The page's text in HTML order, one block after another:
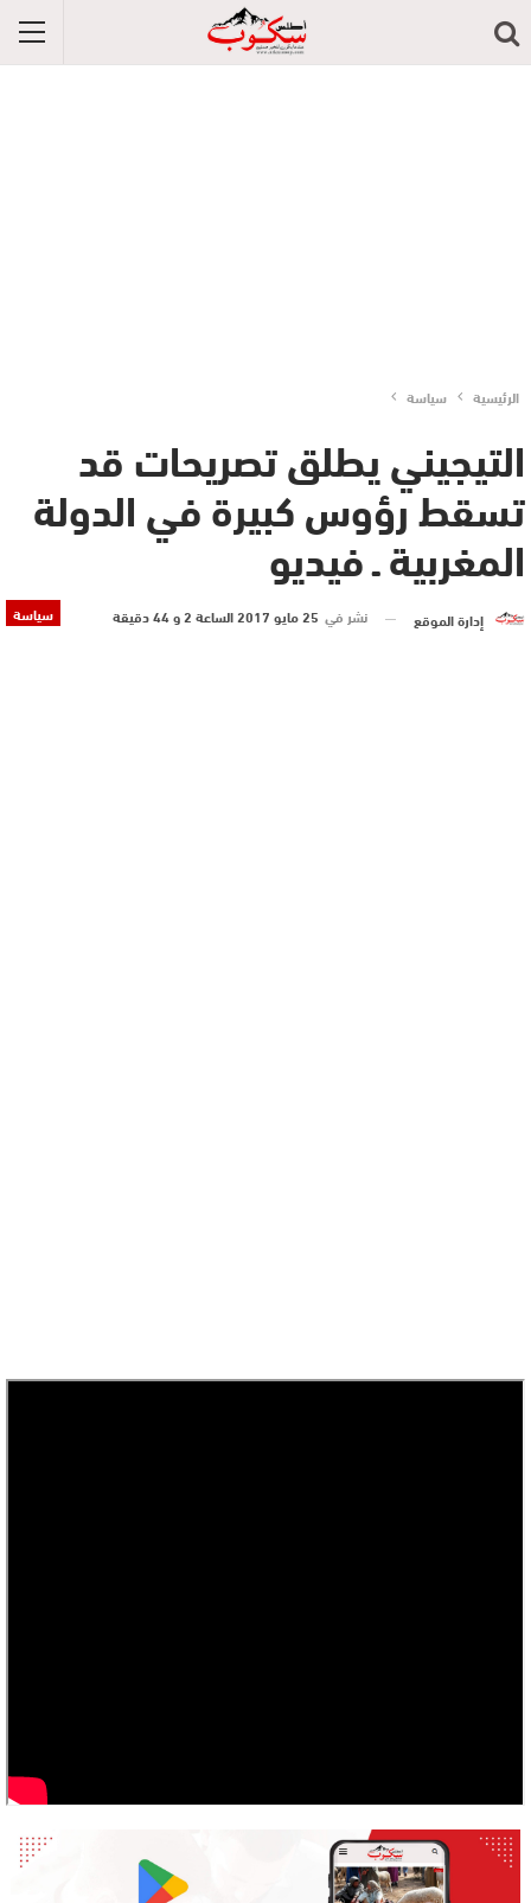
الرئيسية سياسة
التيجيني يطلق تصريحات قد
تسقط رؤوس كبيرة في الدولة
المغربية ـ فيديو
سياسة إدارة الموقع نشر في 25 مايو 2017 الساعة 2 و 44 دقيقة